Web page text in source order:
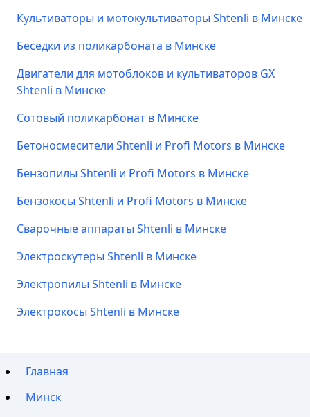
Культиваторы и мотокультиваторы Shtenli в Минске
Беседки из поликарбоната в Минске
Двигатели для мотоблоков и культиваторов GX
Shtenli в Минске
Сотовый поликарбонат в Минске
Бетоносмесители Shtenli и Profi Motors в Минске
Бензопилы Shtenli и Profi Motors в Минске
Бензокосы Shtenli и Profi Motors в Минске
Сварочные аппараты Shtenli в Минске
Электроскутеры Shtenli в Минске
Электропилы Shtenli в Минске
Электрокосы Shtenli в Минске
Главная
Минск